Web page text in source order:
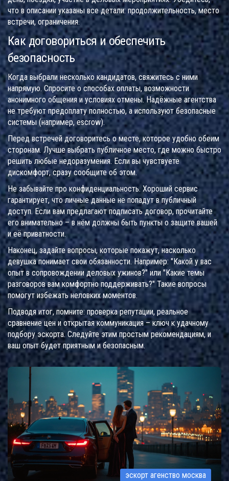
что в описании указаны все детали: продолжительность, место
встречи, ограничения.
Как договориться и обеспечить
безопасность
Когда выбрали несколько кандидатов, свяжитесь с ними
напрямую. Спросите о способах оплаты, возможности
анонимного общения и условиях отмены. Надёжные агентства
не требуют предоплату полностью, а используют безопасные
системы (например, escrow).
Перед встречей договоритесь о месте, которое удобно обеим
сторонам. Лучше выбрать публичное место, где можно быстро
решить любые недоразумения. Если вы чувствуете
дискомфорт, сразу сообщите об этом.
Не забывайте про конфиденциальность. Хороший сервис
гарантирует, что личные данные не попадут в публичный
доступ. Если вам предлагают подписать договор, прочитайте
его внимательно – в нём должны быть пункты о защите вашей
и её приватности.
Наконец, задайте вопросы, которые покажут, насколько
девушка понимает свои обязанности. Например: "Какой у вас
опыт в сопровождении деловых ужинов?" или "Какие темы
разговоров вам комфортно поддерживать?" Такие вопросы
помогут избежать неловких моментов.
Подводя итог, помните: проверка репутации, реальное
сравнение цен и открытая коммуникация – ключ к удачному
подбору эскорта. Следуйте этим простым рекомендациям, и
ваш опыт будет приятным и безопасным.
эскорт агенство москва